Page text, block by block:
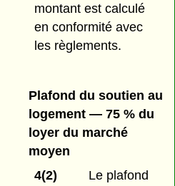
montant est calculé
en conformité avec
les règlements.
Plafond du soutien au
logement — 75 % du
loyer du marché
moyen
4(2)
Le plafond